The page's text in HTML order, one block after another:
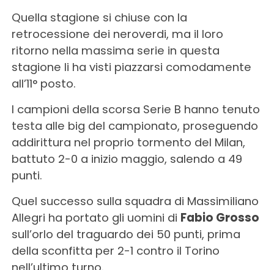
Quella stagione si chiuse con la
retrocessione dei neroverdi, ma il loro
ritorno nella massima serie in questa
stagione li ha visti piazzarsi comodamente
all’11° posto.
I campioni della scorsa Serie B hanno tenuto
testa alle big del campionato, proseguendo
addirittura nel proprio tormento del Milan,
battuto 2-0 a inizio maggio, salendo a 49
punti.
Quel successo sulla squadra di Massimiliano
Allegri ha portato gli uomini di Fabio Grosso
sull’orlo del traguardo dei 50 punti, prima
della sconfitta per 2-1 contro il Torino